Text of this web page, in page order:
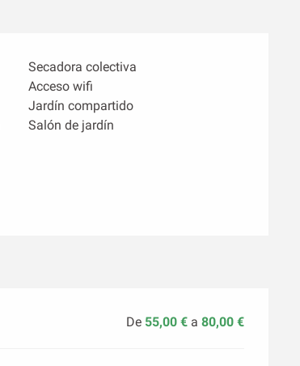
Secadora colectiva
Acceso wifi
Jardín compartido
Salón de jardín
De 55,00 € a80,00 €